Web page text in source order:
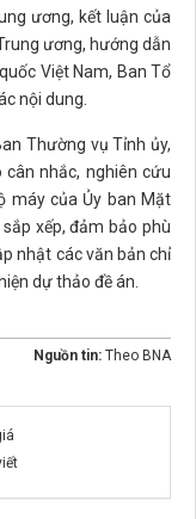
ương, kết luận của
ương, hướng dẫn
Việt Nam, Ban Tổ
nội dung.
Thường vụ Tỉnh ủy,
nhắc, nghiên cứu
máy của Ủy ban Mặt
xếp, đảm bảo phù
nhật các văn bản chỉ
dự thảo đề án.
Nguồn tin: Theo BNA